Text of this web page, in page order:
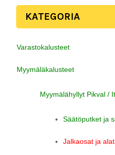
KATEGORIA
Varastokalusteet
Myymäläkalusteet
Myymälähyllyt Pikval /
Säätöputket ja
Jalkaosat ja